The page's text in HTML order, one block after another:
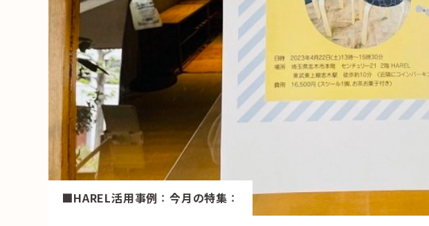
HAREL
HAREL
活用事例
「モノ」
リノベ事例
「ひと」
■HAREL活用事例 ： 今月の特集 ：